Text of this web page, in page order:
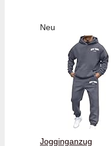
Neu
Jogginganzug